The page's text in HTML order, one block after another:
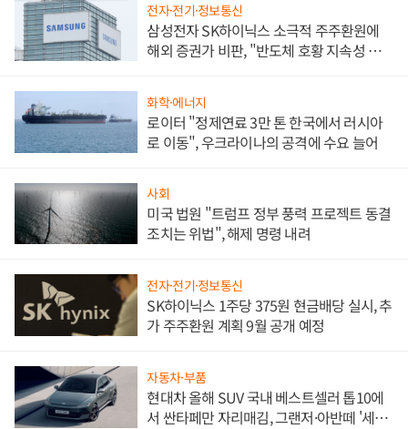
전자·전기·정보통신
삼성전자 SK하이닉스 소극적 주주환원에
해외 증권가 비판, "반도체 호황 지속성 의
화학·에너지
로이터 "정제연료 3만 톤 한국에서 러시아
로 이동", 우크라이나의 공격에 수요 늘어
사회
미국 법원 "트럼프 정부 풍력 프로젝트 동결
조치는 위법", 해제 명령 내려
전자·전기·정보통신
SK하이닉스 1주당 375원 현금배당 실시, 추
가 주주환원 계획 9월 공개 예정
자동차·부품
현대차 올해 SUV 국내 베스트셀러 톱10에
서 싼타페만 자리매김, 그랜저·아반떼 '세단